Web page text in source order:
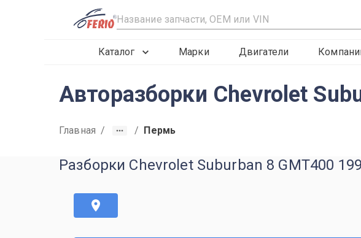
R
Каталог Марки Двигатели
Авторазборки Chevrolet
Главная / / Пермь
Разборки Chevrolet Suburban 8 GMT400